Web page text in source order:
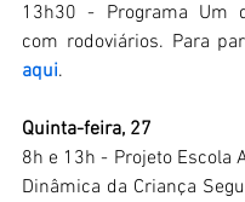
13h30 - Programa Um
aqui.
Quinta-feira, 27
8h e 13h - Projeto Escola
Dinâmica da Criança